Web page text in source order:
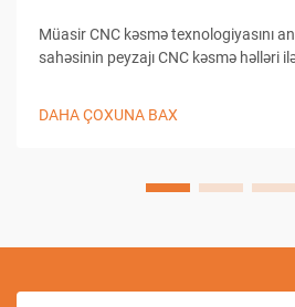
Müasir CNC kəsmə texnologiyasını
sahəsinin peyzajı CNC kəsmə həlləri
birləşmiş...
DAHA ÇOXUNA BAX